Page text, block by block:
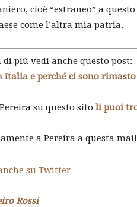
cioè “estraneo” a
come l’altra mia patria.
di più vedi anche questo post:
Italia e perché ci sono rimasto
su questo sito li puoi
a Pereira a questa mail
su Twitter
Rossi